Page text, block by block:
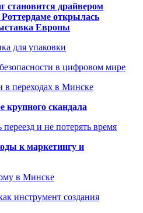
драйвером
открылась
Европы
для упаковки
в цифровом мире
в переходах в Минске
крупного скандала
и не потерять время
к маркетингу и
в Минске
инструмент создания